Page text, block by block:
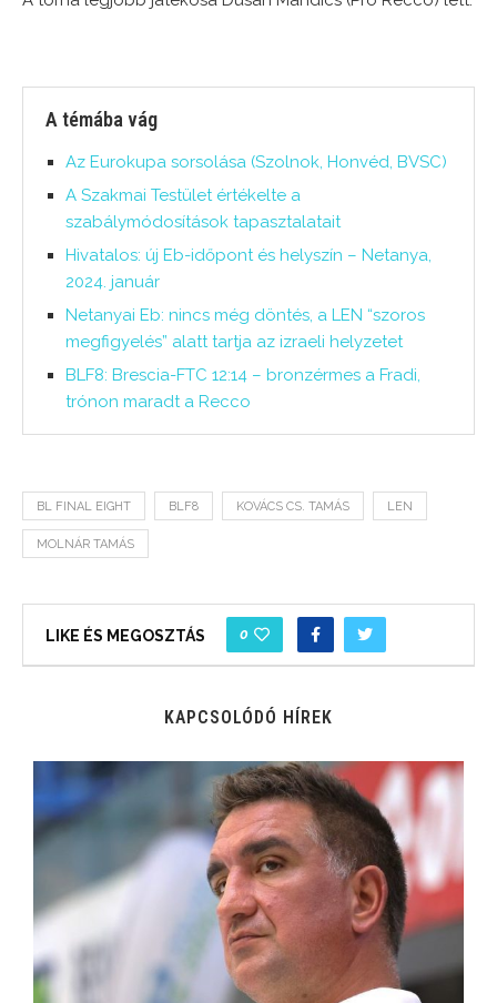
A témába vág
Az Eurokupa sorsolása (Szolnok, Honvéd, BVSC)
A Szakmai Testület értékelte a
szabálymódosítások tapasztalatait
Hivatalos: új Eb-időpont és helyszín – Netanya,
2024. január
Netanyai Eb: nincs még döntés, a LEN “szoros
megfigyelés” alatt tartja az izraeli helyzetet
BLF8: Brescia-FTC 12:14 – bronzérmes a Fradi,
trónon maradt a Recco
BL FINAL EIGHT BLF8 KOVÁCS CS. TAMÁS LEN
MOLNÁR TAMÁS
LIKE ÉS MEGOSZTÁS 0
KAPCSOLÓDÓ HÍREK